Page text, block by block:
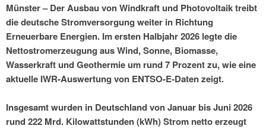
Münster – Der Ausbau von Windkraft und Photovoltaik treibt
die deutsche Stromversorgung weiter in Richtung
Erneuerbare Energien. Im ersten Halbjahr 2026 legte die
Nettostromerzeugung aus Wind, Sonne, Biomasse,
Wasserkraft und Geothermie um rund 7 Prozent zu, wie eine
aktuelle IWR-Auswertung von ENTSO-E-Daten zeigt.
Insgesamt wurden in Deutschland von Januar bis Juni 2026
rund 222 Mrd. Kilowattstunden (kWh) Strom netto erzeugt